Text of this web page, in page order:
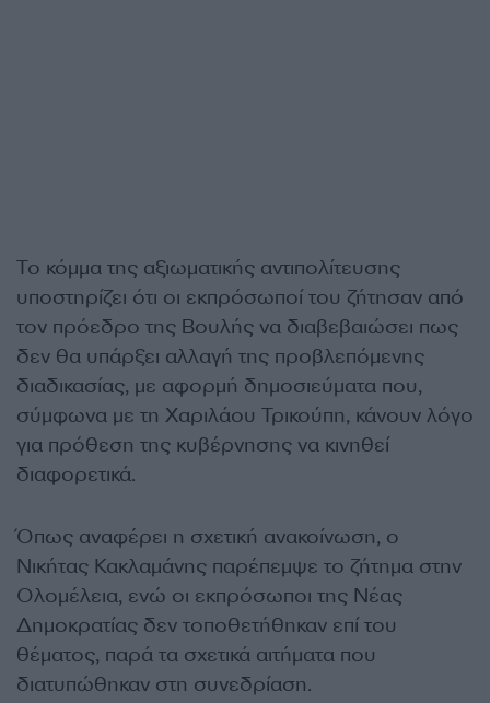
Το κόμμα της αξιωματικής αντιπολίτευσης
υποστηρίζει ότι οι εκπρόσωποί του ζήτησαν από
τον πρόεδρο της Βουλής να διαβεβαιώσει πως
δεν θα υπάρξει αλλαγή της προβλεπόμενης
διαδικασίας, με αφορμή δημοσιεύματα που,
σύμφωνα με τη Χαριλάου Τρικούπη, κάνουν λόγο
για πρόθεση της κυβέρνησης να κινηθεί
διαφορετικά.
Όπως αναφέρει η σχετική ανακοίνωση, ο
Νικήτας Κακλαμάνης παρέπεμψε το ζήτημα στην
Ολομέλεια, ενώ οι εκπρόσωποι της Νέας
Δημοκρατίας δεν τοποθετήθηκαν επί του
θέματος, παρά τα σχετικά αιτήματα που
διατυπώθηκαν στη συνεδρίαση.